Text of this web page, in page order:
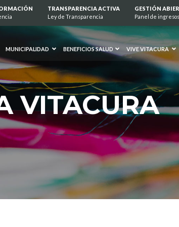
TRANSPARENCIA ACTIVA
Ley de Transparencia
GESTIÓN
Panel de
MUNICIPALIDAD BENEFICIOS SALUD VIVE VITACURA
VITACURA